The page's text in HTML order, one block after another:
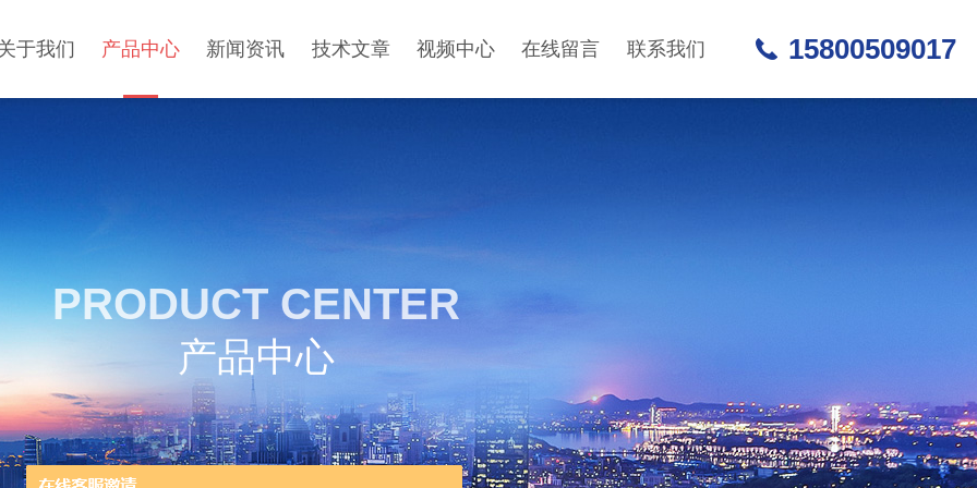
于我们 产品中心 新闻资讯 技术文章 视频中心 在线留言 联系我们 15800509017
PRODUCT CENTER
产品中心